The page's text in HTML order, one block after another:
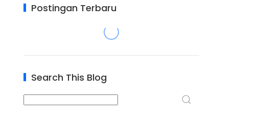
Postingan Terbaru
Search This Blog